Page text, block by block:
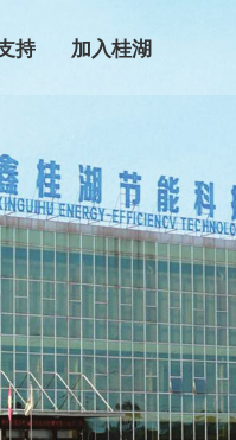
持
术服务
水知识
伪查询
加入桂湖
联系我们